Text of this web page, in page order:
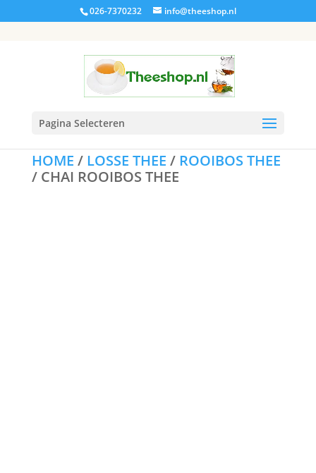
026-7370232 info@theeshop.nl
Pagina Selecteren
HOME / LOSSE THEE / ROOIBOS THEE
/ CHAI ROOIBOS THEE